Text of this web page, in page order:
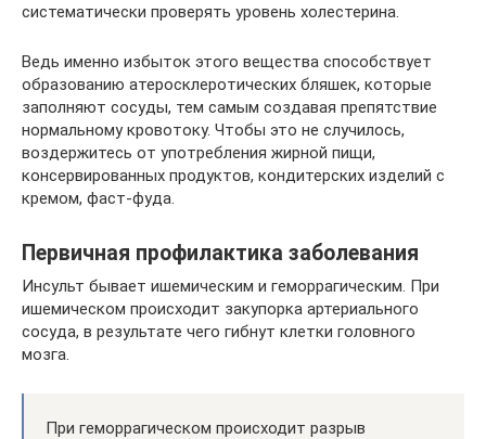
систематически проверять уровень холестерина.
Ведь именно избыток этого вещества способствует
образованию атеросклеротических бляшек, которые
заполняют сосуды, тем самым создавая препятствие
нормальному кровотоку. Чтобы это не случилось,
воздержитесь от употребления жирной пищи,
консервированных продуктов, кондитерских изделий с
кремом, фаст-фуда.
Первичная профилактика заболевания
Инсульт бывает ишемическим и геморрагическим. При
ишемическом происходит закупорка артериального
сосуда, в результате чего гибнут клетки головного
мозга.
При геморрагическом происходит разрыв